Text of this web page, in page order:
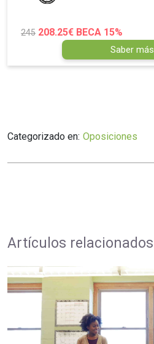
245 208.25€ BECA 15%
Saber más
Categorizado en: Oposiciones
Artículos relacionados